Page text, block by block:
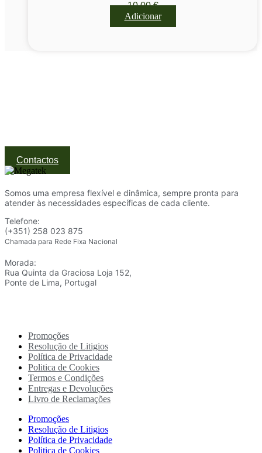
10,00€
Adicionar
Contactos
Somos uma empresa flexível e dinâmica, sempre pronta para
atender às necessidades específicas de cada cliente.
Telefone:
(+351) 258 023 875
Chamada para Rede Fixa Nacional
Morada:
Rua Quinta da Graciosa Loja 152,
Ponte de Lima, Portugal
Promoções
Resolução de Litigios
Política de Privacidade
Politica de Cookies
Termos e Condições
Entregas e Devoluções
Livro de Reclamações
Promoções
Resolução de Litigios
Política de Privacidade
Politica de Cookies